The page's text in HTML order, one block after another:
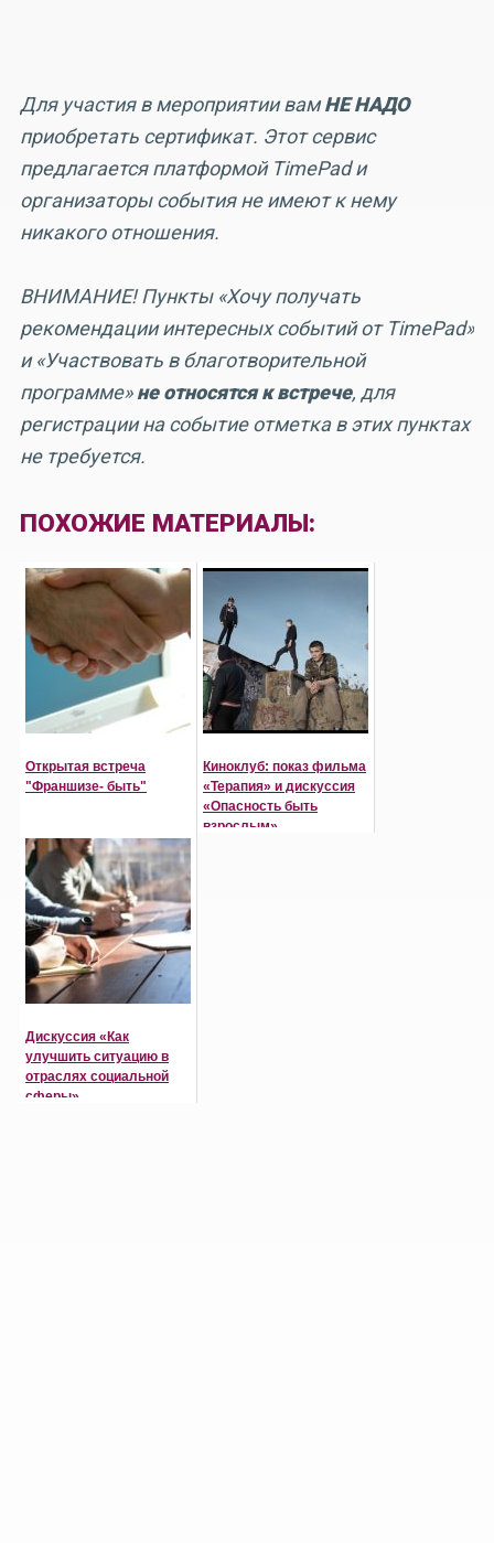
Для участия в мероприятии вамНЕ НАДО
приобретать сертификат. Этот сервис
предлагается платформой TimePad и
организаторы события не имеют к нему
никакого отношения.
ВНИМАНИЕ! Пункты «Хочу получать
рекомендации интересных событий от TimePad»
и «Участвовать в благотворительной
программе»не относятся к встрече, для
регистрации на событие отметка в этих пунктах
не требуется.
ПОХОЖИЕ МАТЕРИАЛЫ:
Открытая встреча
"Франшизе- быть"
Киноклуб: показ фильма
«Терапия» и дискуссия
«Опасность быть
взрослым»
Дискуссия «Как
улучшить ситуацию в
отраслях социальной
сферы»